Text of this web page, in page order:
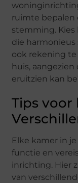
ruimte bepalen
stemming. Kies
die
ook rekening
huis,
eruitzien kan
Tips
Elke kamer in
functie en
inrichting. Hier
van